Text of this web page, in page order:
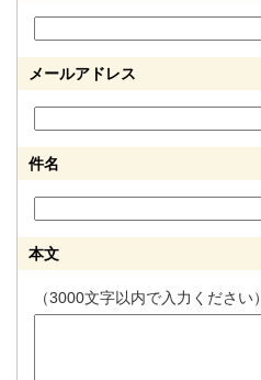
メールアドレス
件名
本文
（3000文字以内で入力ください）